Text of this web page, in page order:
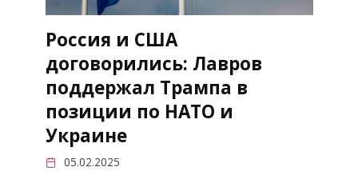
Россия и США
договорились: Лавров
поддержал Трампа в
позиции по НАТО и
Украине
05.02.2025